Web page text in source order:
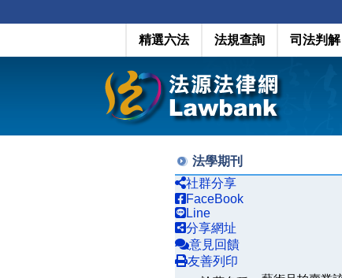
精選六法 法規查詢 司法判解
法學期刊
社群分享
FaceBook
Line
分享網址
意見回饋
友善列印